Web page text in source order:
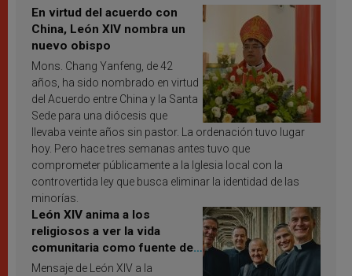
En virtud del acuerdo con
China, León XIV nombra un
nuevo obispo
Mons. Chang Yanfeng, de 42
años, ha sido nombrado en virtud
del Acuerdo entre China y la Santa
Sede para una diócesis que
llevaba veinte años sin pastor. La ordenación tuvo lugar
hoy. Pero hace tres semanas antes tuvo que
comprometer públicamente a la Iglesia local con la
controvertida ley que busca eliminar la identidad de las
minorías.
León XIV anima a los
religiosos a ver la vida
comunitaria como fuente de
inspiración y santificación
Mensaje de León XIV a la